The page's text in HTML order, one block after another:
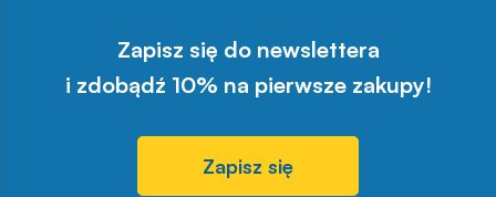
Zapisz się do newslettera
i zdobądź 10% na pierwsze zakupy!
Zapisz się